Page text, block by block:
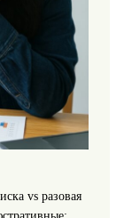
vs разовая